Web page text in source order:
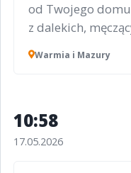
od Twojego
z dalekich,
Warmia i Mazury
10:58
17.05.2026